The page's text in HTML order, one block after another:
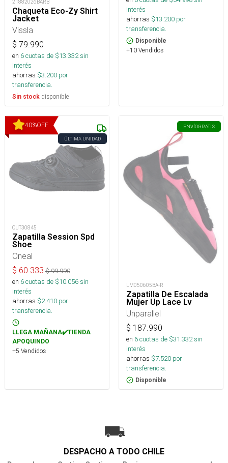
21882026BARB
Chaqueta Eco-Zy Shirt
Jacket
Vissla
$ 79.990
en 6cuotas de $13.332sin
interés
ahorras $3.200 por
transferencia.
Sin stock disponible
interés
ahorras $13.200 por
transferencia.
Disponible
+10 Vendidos
40%OFF
ÚLTIMA UNIDAD
OUT30845
Zapatilla Session Spd
Shoe
Oneal
$ 60.333 $99.990
en 6cuotas de $10.056sin
interés
ahorras $2.410 por
transferencia.
LLEGA MAÑANA✔️TIENDA
APOQUINDO
+5 Vendidos
ENVÍOGRATIS
LM050605BA-R
Zapatilla De Escalada
Mujer Up Lace Lv
Unparallel
$ 187.990
en 6cuotas de $31.332sin
interés
ahorras $7.520 por
transferencia.
Disponible
DESPACHO A TODO CHILE